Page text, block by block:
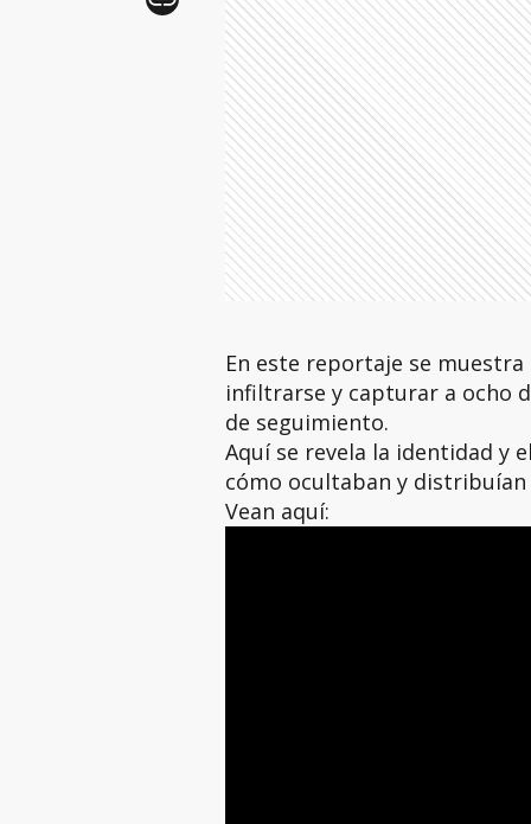
En este reportaje se
infiltrarse y capturar a ocho
de seguimiento.
Aquí se revela la identidad y
cómo ocultaban y distribuían
Vean aquí: